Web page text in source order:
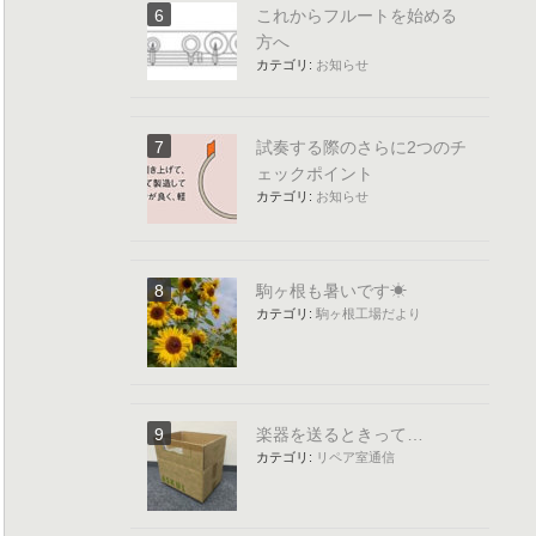
これからフルートを始める
方へ
カテゴリ: お知らせ
試奏する際のさらに2つのチ
ェックポイント
カテゴリ: お知らせ
駒ヶ根も暑いです☀
カテゴリ: 駒ヶ根工場だより
楽器を送るときって…
カテゴリ: リペア室通信